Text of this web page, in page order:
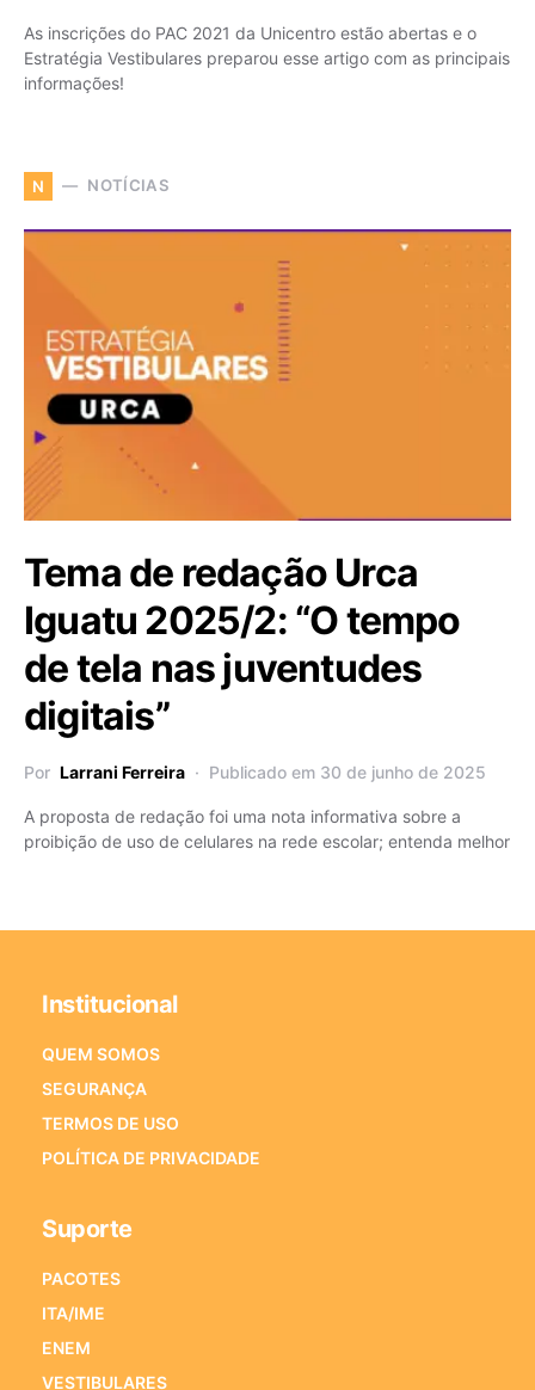
As inscrições do PAC 2021 da Unicentro estão abertas e o
Estratégia Vestibulares preparou esse artigo com as principais
informações!
N NOTÍCIAS
Tema de redação Urca
Iguatu 2025/2: “O tempo
de tela nas juventudes
digitais”
Por Larrani Ferreira Publicado em 30 de junho de 2025
A proposta de redação foi uma nota informativa sobre a
proibição de uso de celulares na rede escolar; entenda melhor
Institucional
QUEM SOMOS
SEGURANÇA
TERMOS DE USO
POLÍTICA DE PRIVACIDADE
Suporte
PACOTES
ITA/IME
ENEM
VESTIBULARES